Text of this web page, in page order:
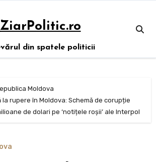
ZiarPolitic.ro
din spatele politicii
Moldova
rupere în Moldova: Schemă de corupție
de dolari pe ‘notițele roșii’ ale Interpol